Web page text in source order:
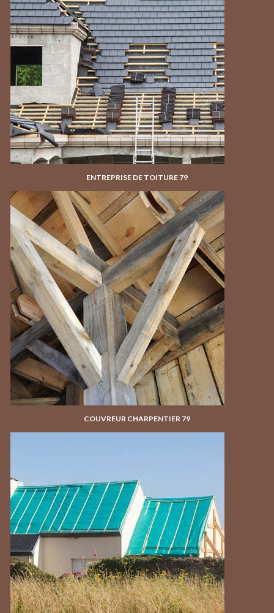
ENTREPRISE DE TOITURE 79
COUVREUR CHARPENTIER 79